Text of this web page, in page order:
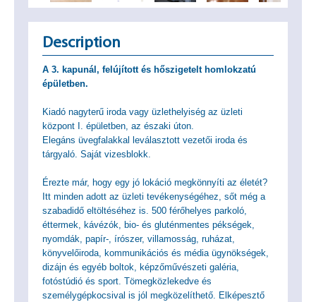
Description
A 3. kapunál, felújított és hőszigetelt homlokzatú
épületben.
Kiadó nagyterű iroda vagy üzlethelyiség az üzleti
központ I. épületben, az északi úton.
Elegáns üvegfalakkal leválasztott vezetői iroda és
tárgyaló. Saját vizesblokk.
Érezte már, hogy egy jó lokáció megkönnyíti az életét?
Itt minden adott az üzleti tevékenységéhez, sőt még a
szabadidő eltöltéséhez is. 500 férőhelyes parkoló,
éttermek, kávézók, bio- és gluténmentes pékségek,
nyomdák, papír-, írószer, villamosság, ruházat,
könyvelőiroda, kommunikációs és média ügynökségek,
dizájn és egyéb boltok, képzőművészeti galéria,
fotóstúdió és sport. Tömegközlekedve és
személygépkocsival is jól megközelíthető. Elképesztő